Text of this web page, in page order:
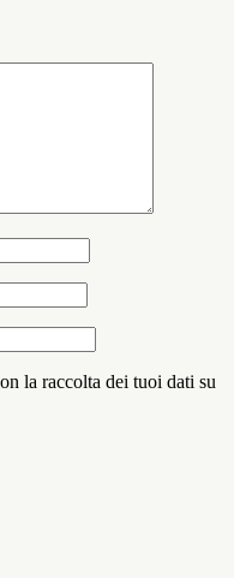
la raccolta dei tuoi dati su